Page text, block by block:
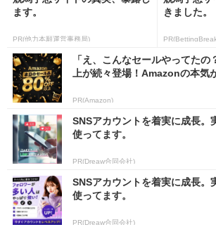
ます。
PR(他力本願運営事務局)
きました。
「え、こんなセールやってたの
上が続々登場！Amazonの本気
PR(Amazon)
SNSアカウントを着実に成長。
使ってます。
PR(Dreaw合同会社)
SNSアカウントを着実に成長。
使ってます。
PR(Dreaw合同会社)